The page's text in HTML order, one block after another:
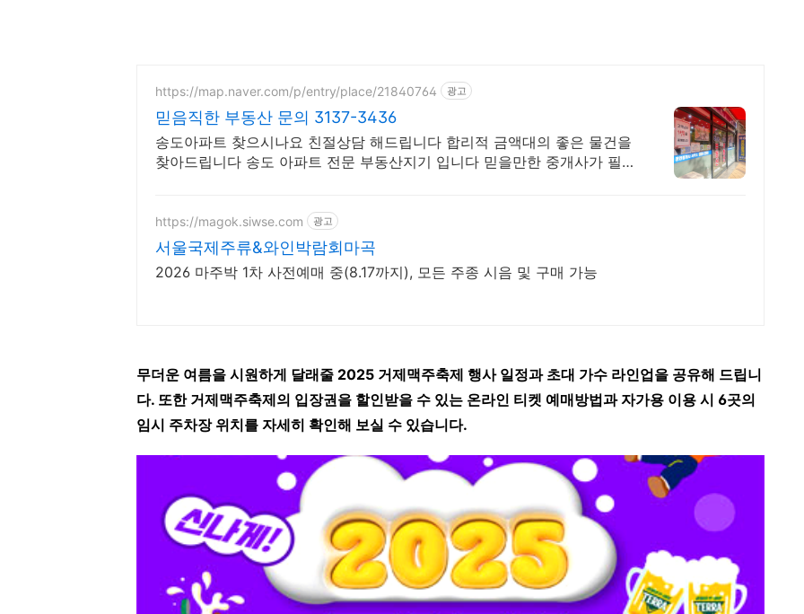
https://map.naver.com/p/entry/place/21840764 광고
믿음직한 부동산 문의 3137-3436
송도아파트 찾으시나요 친절상담 해드립니다 합리적 금액대의 좋은 물건을
찾아드립니다 송도 아파트 전문 부동산지기 입니다 믿을만한 중개사가 필요
https://magok.siwse.com 광고
서울국제주류&와인박람회마곡
2026 마주박 1차 사전예매 중(8.17까지), 모든 주종 시음 및 구매 가능
무더운 여름을 시원하게 달래줄 2025 거제맥주축제 행사 일정과 초대 가수 라인업을 공유해 드립니
다. 또한 거제맥주축제의 입장권을 할인받을 수 있는 온라인 티켓 예매방법과 자가용 이용 시 6곳의
임시 주차장 위치를 자세히 확인해 보실 수 있습니다.